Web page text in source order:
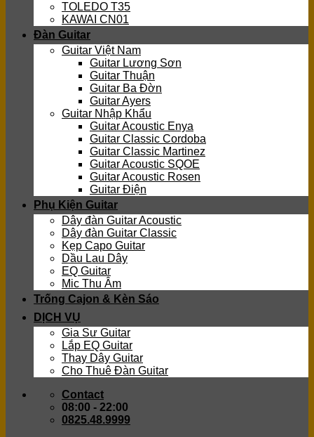
TOLEDO T35
KAWAI CN01
Đàn Guitar
Guitar Việt Nam
Guitar Lương Sơn
Guitar Thuận
Guitar Ba Đờn
Guitar Ayers
Guitar Nhập Khẩu
Guitar Acoustic Enya
Guitar Classic Cordoba
Guitar Classic Martinez
Guitar Acoustic SQOE
Guitar Acoustic Rosen
Guitar Điện
Phụ Kiện Guitar
Dây đàn Guitar Acoustic
Dây đàn Guitar Classic
Kẹp Capo Guitar
Dầu Lau Dây
EQ Guitar
Mic Thu Âm
Trống Cajon & Kèn Sáo
DỊCH VỤ
Gia Sư Guitar
Lắp EQ Guitar
Thay Dây Guitar
Cho Thuê Đàn Guitar
Contact
08:00 - 22:00
0825.48.9999